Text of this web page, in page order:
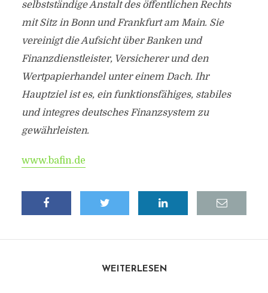
selbstständige Anstalt des öffentlichen Rechts
mit Sitz in Bonn und Frankfurt am Main. Sie
vereinigt die Aufsicht über Banken und
Finanzdienstleister, Versicherer und den
Wertpapierhandel unter einem Dach. Ihr
Hauptziel ist es, ein funktionsfähiges, stabiles
und integres deutsches Finanzsystem zu
gewährleisten.
www.bafin.de
WEITERLESEN